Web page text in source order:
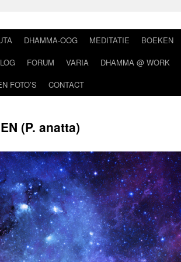
DHAMMA-OOG MEDITATIE BOEKEN
FORUM VARIA DHAMMA @ WORK
FOTO’S CONTACT
(P. anatta)